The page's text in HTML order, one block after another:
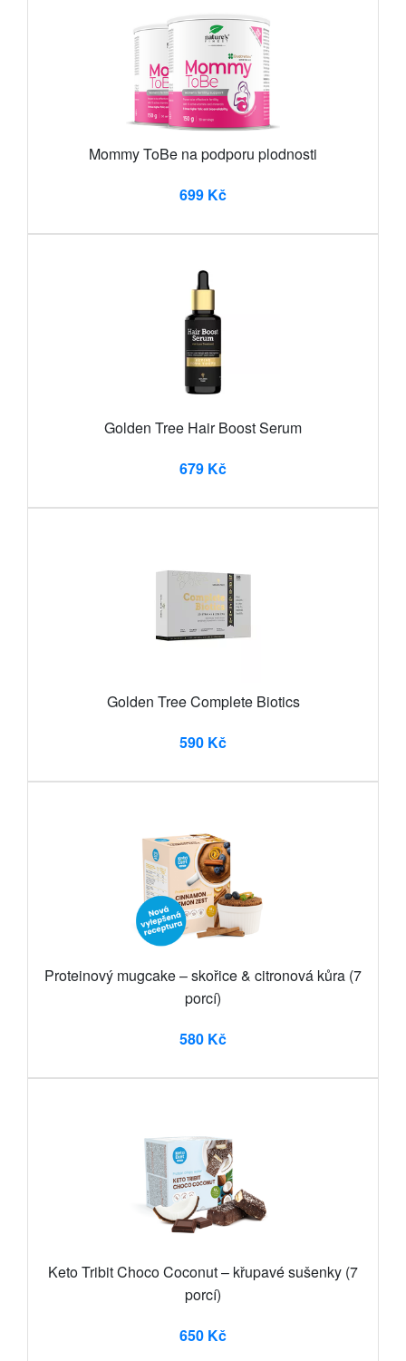
Mommy ToBe na podporu plodnosti
699 Kč
Golden Tree Hair Boost Serum
679 Kč
Golden Tree Complete Biotics
590 Kč
Proteinový mugcake – skořice & citronová kůra (7
porcí)
580 Kč
Keto Tribit Choco Coconut – křupavé sušenky (7
porcí)
650 Kč